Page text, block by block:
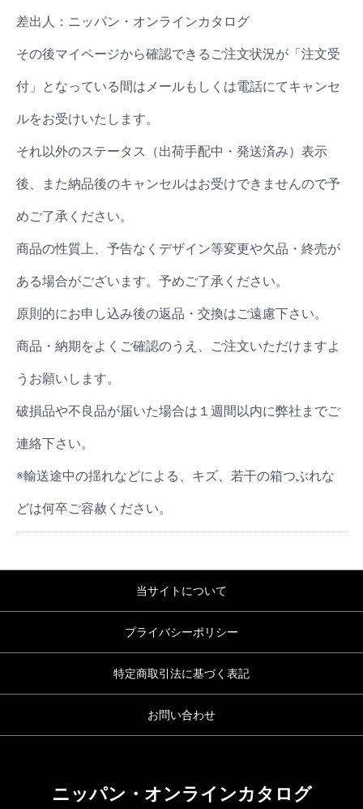
差出人：ニッパン・オンラインカタログ
その後マイページから確認できるご注文状況が「注文受
付」となっている間はメールもしくは電話にてキャンセ
ルをお受けいたします。
それ以外のステータス（出荷手配中・発送済み）表示
後、また納品後のキャンセルはお受けできませんので予
めご了承ください。
商品の性質上、予告なくデザイン等変更や欠品・終売が
ある場合がございます。予めご了承ください。
原則的にお申し込み後の返品・交換はご遠慮下さい。
商品・納期をよくご確認のうえ、ご注文いただけますよ
うお願いします。
破損品や不良品が届いた場合は１週間以内に弊社までご
連絡下さい。
※輸送途中の揺れなどによる、キズ、若干の箱つぶれな
どは何卒ご容赦ください。
当サイトについて
プライバシーポリシー
特定商取引法に基づく表記
お問い合わせ
ニッパン・オンラインカタログ